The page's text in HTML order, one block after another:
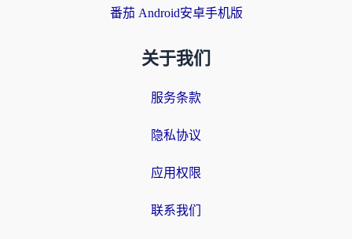
番茄 Android安卓手机版
关于我们
服务条款
隐私协议
应用权限
联系我们